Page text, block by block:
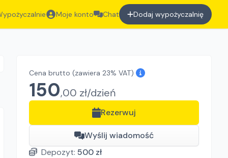
Moje konto Chat Dodaj wypożyczalnię
Cena brutto (zawiera 23% VAT)
150,00 zł/dzień
Rezerwuj
Wyślij wiadomość
Depozyt: 500 zł